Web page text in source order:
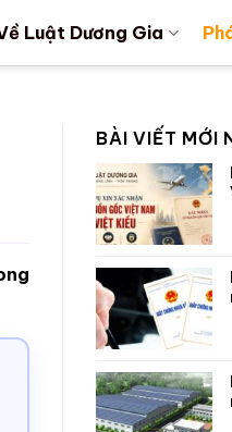
Luật Dương Gia
BÀI VIẾT MỚI